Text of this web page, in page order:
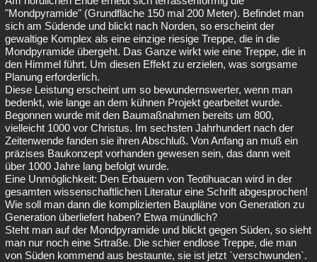
"Mondpyramide" (Grundfläche 150 mal 200 Meter). Befindet man
sich am Südende und blickt nach Norden, so erscheint der
gewaltige Komplex als eine einzige riesige Treppe, die in die
Mondpyramide übergeht. Das Ganze wirkt wie eine Treppe, die in
den Himmel führt. Um diesen Effekt zu erzielen, was sorgsame
Planung erforderlich.
Diese Leistung erscheint um so bewundernswerter, wenn man
bedenkt, wie lange an dem kühnen Projekt gearbeitet wurde.
Begonnen wurde mit den Baumaßnahmen bereits um 800,
vielleicht 1000 vor Christus. Im sechsten Jahrhundert nach der
Zeitenwende fanden sie ihren Abschluß. Von Anfang an muß ein
präzises Baukonzept vorhanden gewesen sein, das dann weit
über 1000 Jahre lang befolgt wurde.
Eine Unmöglichkeit: Den Erbauern von Teotihuacan wird in der
gesamten wissenschaftlichen Literatur eine Schrift abgesprochen!
Wie soll man dann die komplizierten Baupläne von Generation zu
Generation überliefert haben? Etwa mündlich?
Steht man auf der Mondpyramide und blickt gegen Süden, so sieht
man nur noch eine Srtraße. Die schier endlose Treppe, die man
von Süden kommend aus bestaunte, sie ist jetzt `verschwunden`.